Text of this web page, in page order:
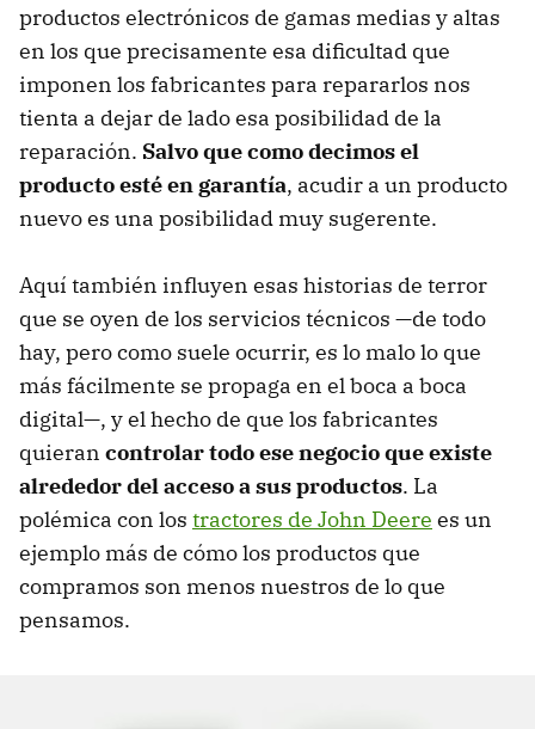
productos electrónicos de gamas medias y altas
en los que precisamente esa dificultad que
imponen los fabricantes para repararlos nos
tienta a dejar de lado esa posibilidad de la
reparación. Salvo que como decimos el
producto esté en garantía, acudir a un producto
nuevo es una posibilidad muy sugerente.
Aquí también influyen esas historias de terror
que se oyen de los servicios técnicos —de todo
hay, pero como suele ocurrir, es lo malo lo que
más fácilmente se propaga en el boca a boca
digital—, y el hecho de que los fabricantes
quieran controlar todo ese negocio que existe
alrededor del acceso a sus productos. La
polémica con los tractores de John Deere es un
ejemplo más de cómo los productos que
compramos son menos nuestros de lo que
pensamos.